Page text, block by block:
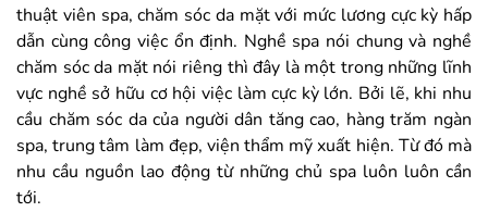
thuật viên spa, chăm sóc da mặt với mức lương cực kỳ hấp
dẫn cùng công việc ổn định. Nghề spa nói chung và nghề
chăm sóc da mặt nói riêng thì đây là một trong những lĩnh
vực nghề sở hữu cơ hội việc làm cực kỳ lớn. Bởi lẽ, khi nhu
cầu chăm sóc da của người dân tăng cao, hàng trăm ngàn
spa, trung tâm làm đẹp, viện thẩm mỹ xuất hiện. Từ đó mà
nhu cầu nguồn lao động từ những chủ spa luôn luôn cần
tới.